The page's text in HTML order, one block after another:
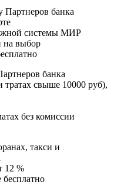
Партнеров банка
системы МИР
на выбор
банка
тратах свыше 10000 руб),
без комиссии
такси и
12 %